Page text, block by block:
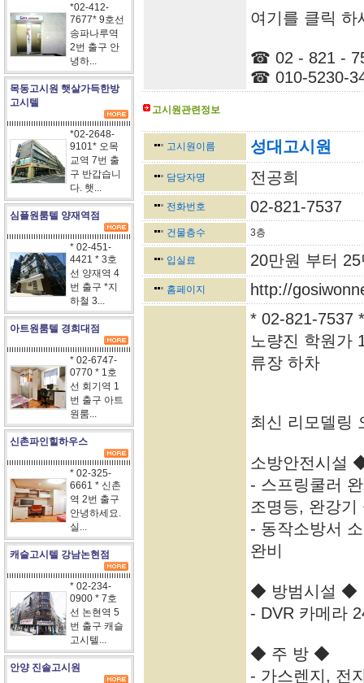
*02-412-
7677* 9호선
송파나루역
2번 출구 안
녕하...
목동고시원 햇살가득한방
고시텔
*02-2648-
9101* 오목
교역 7번 출
구 반갑습니
다. 햇...
심플원룸텔 양재역점
* 02-451-
4421 * 3호
선 양재역 4
번 출구 *지
하철 3...
아트원룸텔 경희대점
* 02-6747-
0770 * 1호
선 회기역 1
번 출구 아트
원룸...
신촌파인힐하우스
* 02-325-
6661 * 신촌
역 2번 출구
안녕하세요.
실...
캐슬고시텔 강남논현점
* 02-234-
0900 * 7호
선 논현역 5
번 출구 캐슬
고시텔...
안양 진솔고시원
여기를 클릭 하
☎ 02 - 821 -
☎ 010-5230-
고시원관련정보
고시원이름
성대고시원
담당자명 전공희
전화번호 02-821-7537
건물층수 3층
입실료 20만원 부터
홈페이지
http://
* 02-821-7537
노량진 학원가
류장 하차
최신 리모델링
소방안전시설
- 스프링쿨러
조명등, 완강기
- 동작소방서
완비
◆ 방범시설 ◆
- DVR 카메라
◆ 주 방 ◆
- 가스렌지, 전